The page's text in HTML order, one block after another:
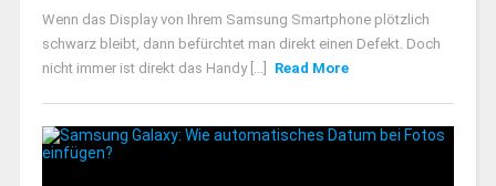
Wenn das Display von Ihrem Samsung Smartphone plötzlich
schwarz bleibt, dann befürchtet man direkt einen Defekt. Doch
nicht immer ist direkt das Handy [...]
Read More